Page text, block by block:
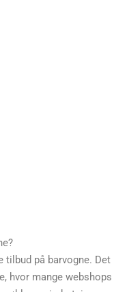
tilbud på barvogne. Det
hvor mange webshops